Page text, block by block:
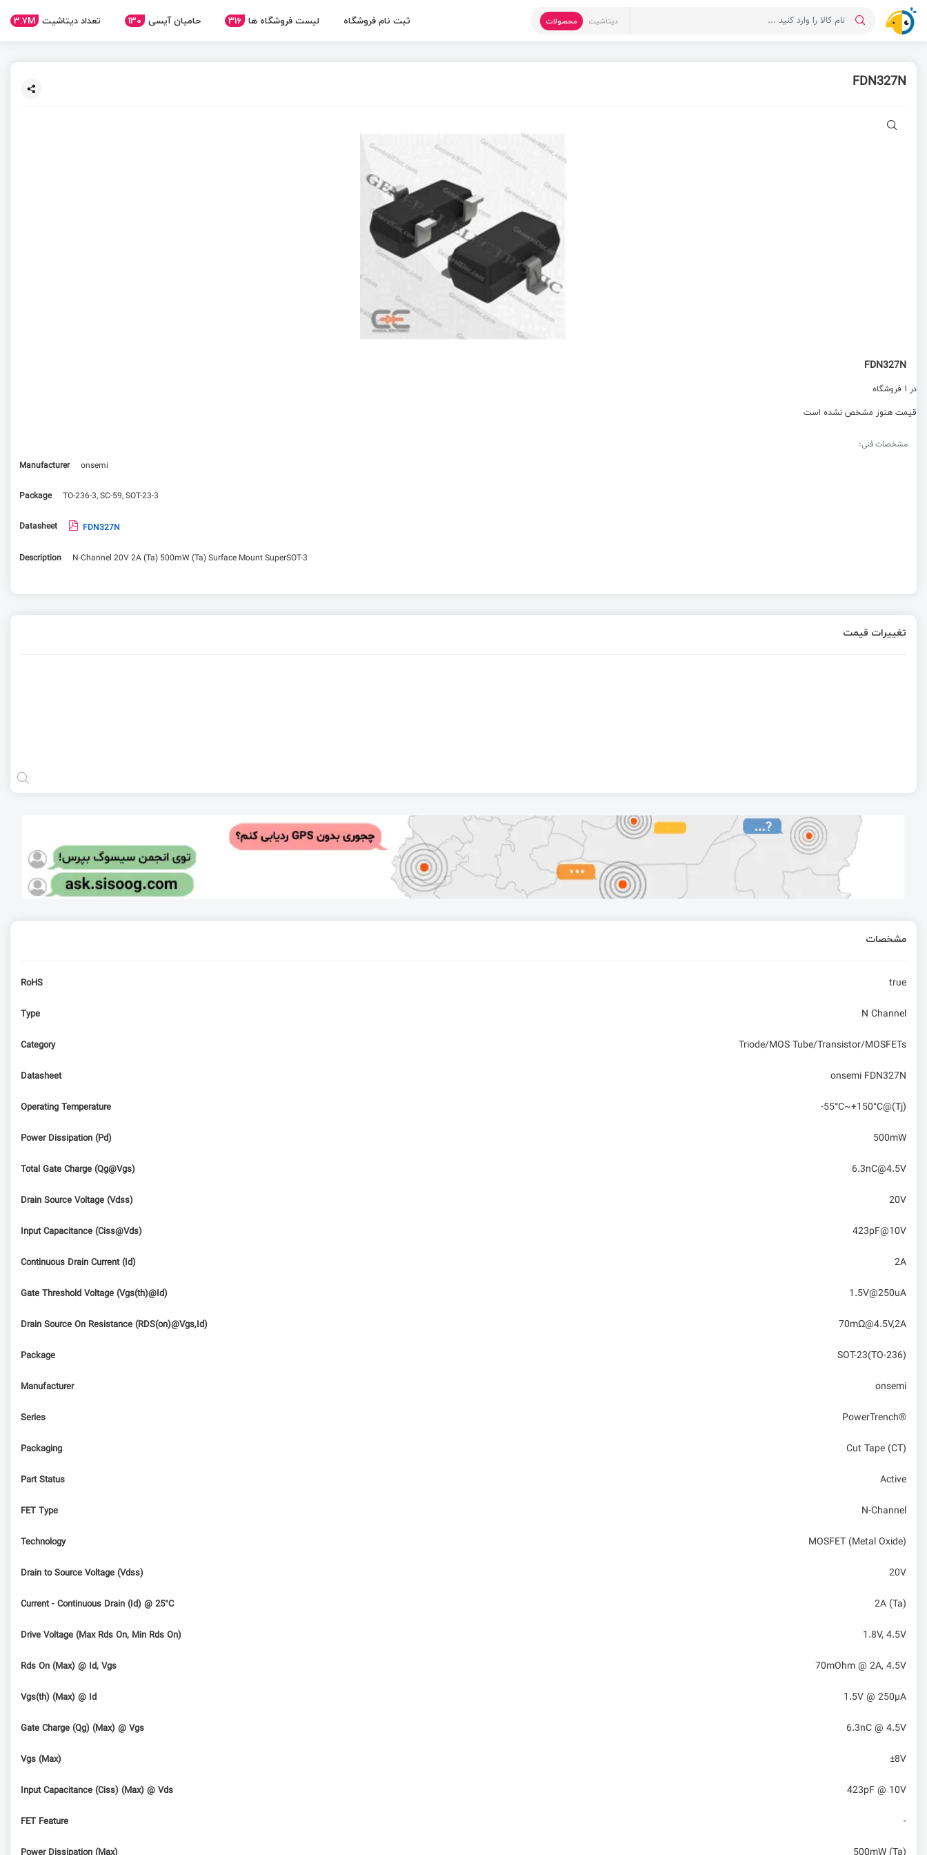
دیتاشیت محصولات ثبت نام فروشگاه لیست فروشگاه ها 316 حامیان آیسی 130 تعداد دیتاشیت 3.7M
FDN327N
FDN327N
در 1 فروشگاه
قیمت هنوز مشخص نشده است
مشخصات فنی:
Manufacturer
onsemi
Package TO-236-3, SC-59, SOT-23-3
Datasheet FDN327N
Description N-Channel 20V 2A (Ta) 500mW (Ta) Surface Mount SuperSOT-3
تغییرات قیمت
مشخصات
RoHS true
Type N Channel
Category Triode/MOS Tube/Transistor/MOSFETs
Datasheet onsemi FDN327N
Operating Temperature -55°C~+150°C@(Tj)
Power Dissipation (Pd) 500mW
Total Gate Charge (Qg@Vgs) 6.3nC@4.5V
Drain Source Voltage (Vdss) 20V
Input Capacitance (Ciss@Vds) 423pF@10V
Continuous Drain Current (Id) 2A
Gate Threshold Voltage (Vgs(th)@Id) 1.5V@250uA
Drain Source On Resistance (RDS(on)@Vgs,Id) 70mΩ@4.5V,2A
Package SOT-23(TO-236)
Manufacturer onsemi
Series PowerTrench®
Packaging Cut Tape (CT)
Part Status Active
FET Type N-Channel
Technology MOSFET (Metal Oxide)
Drain to Source Voltage (Vdss) 20V
Current - Continuous Drain (Id) @ 25°C 2A (Ta)
Drive Voltage (Max Rds On, Min Rds On) 1.8V, 4.5V
Rds On (Max) @ Id, Vgs 70mOhm @ 2A, 4.5V
Vgs(th) (Max) @ Id 1.5V @ 250µA
Gate Charge (Qg) (Max) @ Vgs 6.3nC @ 4.5V
Vgs (Max) ±8V
Input Capacitance (Ciss) (Max) @ Vds 423pF @ 10V
FET Feature -